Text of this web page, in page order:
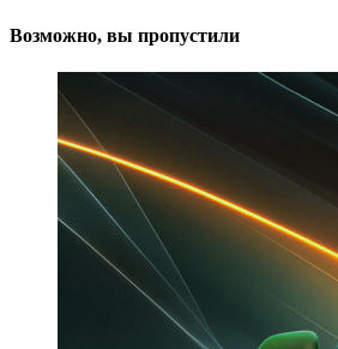
Возможно, вы пропустили